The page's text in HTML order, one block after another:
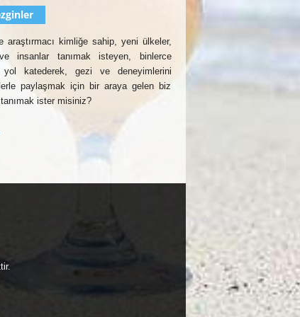
araştırmacı kimliğe sahip, yeni ülkeler,
insanlar tanımak isteyen, binlerce
yol katederek, gezi ve deneyimlerini
paylaşmak için bir araya gelen biz
ister misiniz?